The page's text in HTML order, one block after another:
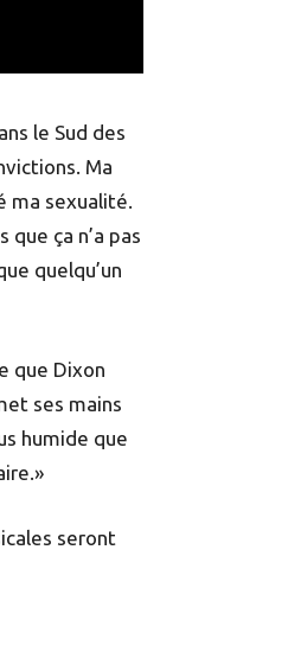
le Sud des
Ma
ma sexualité.
ça n’a pas
quelqu’un
que Dixon
ses mains
humide que
seront